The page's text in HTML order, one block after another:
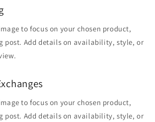
to focus on your chosen product,
post. Add details on availability, style, or
to focus on your chosen product,
post. Add details on availability, style, or